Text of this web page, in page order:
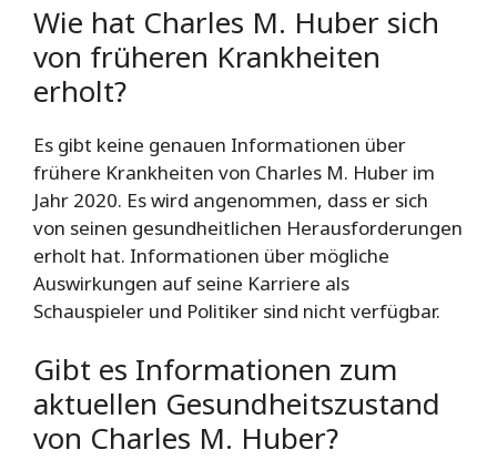
Wie hat Charles M. Huber sich
von früheren Krankheiten
erholt?
Es gibt keine genauen Informationen über
frühere Krankheiten von Charles M. Huber im
Jahr 2020. Es wird angenommen, dass er sich
von seinen gesundheitlichen Herausforderungen
erholt hat. Informationen über mögliche
Auswirkungen auf seine Karriere als
Schauspieler und Politiker sind nicht verfügbar.
Gibt es Informationen zum
aktuellen Gesundheitszustand
von Charles M. Huber?